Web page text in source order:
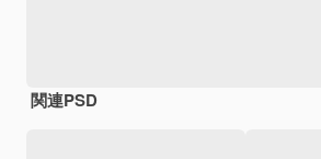
関連PSD